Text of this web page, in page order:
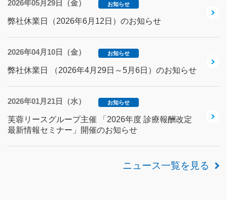
2026年05月29日（金） お知らせ
弊社休業日（2026年6月12日）のお知らせ
2026年04月10日（金） お知らせ
弊社休業日 （2026年4月29日～5月6日）のお知らせ
2026年01月21日（水） お知らせ
芙蓉リースグループ主催 「2026年度 診療報酬改定
最新情報セミナー」開催のお知らせ
ニュース一覧を見る